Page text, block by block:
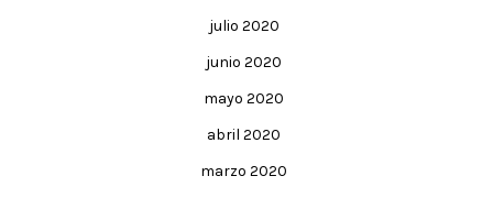
julio 2020
junio 2020
mayo 2020
abril 2020
marzo 2020